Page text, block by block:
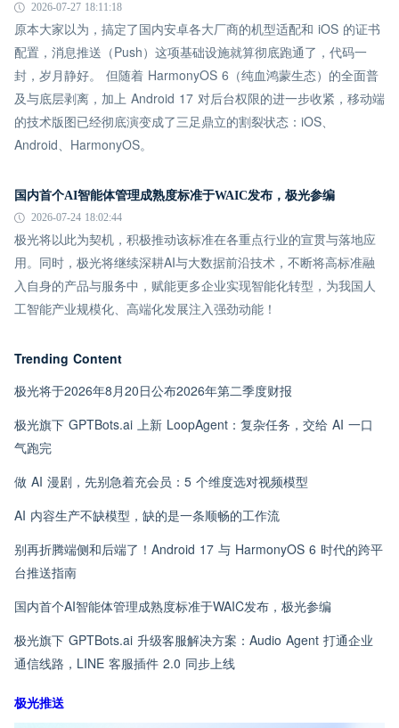
2026-07-27 18:11:18
原本大家以为，搞定了国内安卓各大厂商的机型适配和 iOS 的证书
配置，消息推送（Push）这项基础设施就算彻底跑通了，代码一
封，岁月静好。 但随着 HarmonyOS 6（纯血鸿蒙生态）的全面普
及与底层剥离，加上 Android 17 对后台权限的进一步收紧，移动端
的技术版图已经彻底演变成了三足鼎立的割裂状态：iOS、
Android、HarmonyOS。
国内首个AI智能体管理成熟度标准于WAIC发布，极光参编
2026-07-24 18:02:44
极光将以此为契机，积极推动该标准在各重点行业的宣贯与落地应
用。同时，极光将继续深耕AI与大数据前沿技术，不断将高标准融
入自身的产品与服务中，赋能更多企业实现智能化转型，为我国人
工智能产业规模化、高端化发展注入强劲动能！
Trending Content
极光将于2026年8月20日公布2026年第二季度财报
极光旗下 GPTBots.ai 上新 LoopAgent：复杂任务，交给 AI 一口
气跑完
做 AI 漫剧，先别急着充会员：5 个维度选对视频模型
AI 内容生产不缺模型，缺的是一条顺畅的工作流
别再折腾端侧和后端了！Android 17 与 HarmonyOS 6 时代的跨平
台推送指南
国内首个AI智能体管理成熟度标准于WAIC发布，极光参编
极光旗下 GPTBots.ai 升级客服解决方案：Audio Agent 打通企业
通信线路，LINE 客服插件 2.0 同步上线
极光推送